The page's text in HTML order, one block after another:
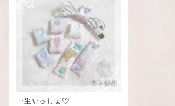
一生いっしょ♡